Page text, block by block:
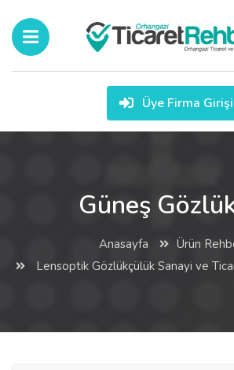
Üye Firma Girişi
Güneş
Anasayfa
Ürün
Lensoptik Gözlükçülük Sanayi ve